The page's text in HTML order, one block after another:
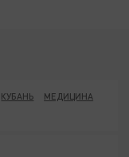
КУБАНЬ
МЕДИЦИНА